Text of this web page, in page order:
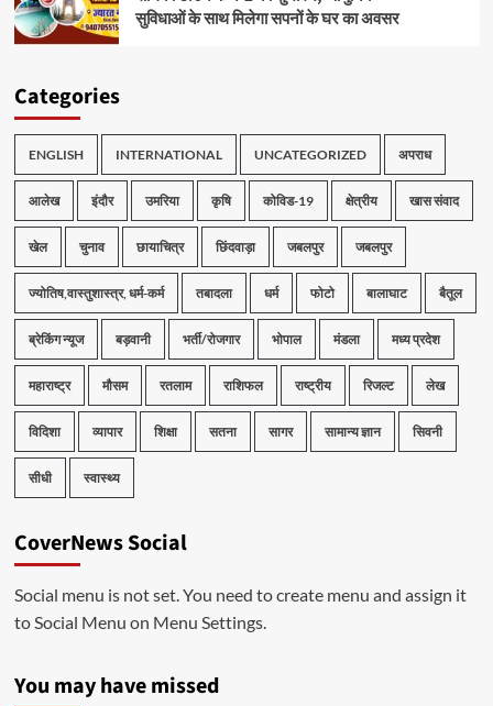
सुविधाओं के साथ मिलेगा सपनों के घर का अवसर
Categories
ENGLISH INTERNATIONAL UNCATEGORIZED अपराध
आलेख इंदौर उमरिया कृषि कोविड-19 क्षेत्रीय खास संवाद
खेल चुनाव छायाचित्र छिंदवाड़ा जबलपुर जबलपुर
ज्योतिष,वास्तुशास्त्र, धर्म-कर्म तबादला धर्म फोटो बालाघाट बैतूल
ब्रेकिंग न्यूज बड़वानी भर्ती/रोजगार भोपाल मंडला मध्य प्रदेश
महाराष्ट्र मौसम रतलाम राशिफल राष्ट्रीय रिजल्ट लेख
विदिशा व्यापार शिक्षा सतना सागर सामान्य ज्ञान सिवनी
सीधी स्वास्थ्य
CoverNews Social
Social menu is not set. You need to create menu and assign it
to Social Menu on Menu Settings.
You may have missed